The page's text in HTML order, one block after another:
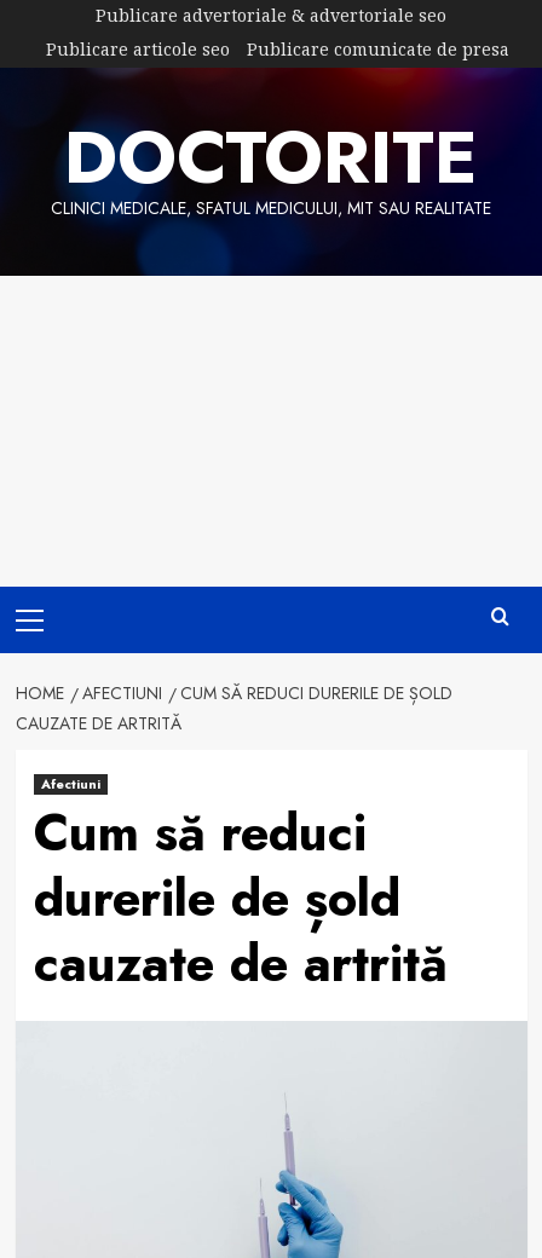
content
Publicare advertoriale & advertoriale seo
Publicare articole seo
Publicare comunicate de presa
DOCTORITE
CLINICI MEDICALE, SFATUL MEDICULUI, MIT SAU REALITATE
Menu
HOME AFECTIUNI
CUM SĂ REDUCI DURERILE DE ȘOLD
CAUZATE DE ARTRITĂ
Afectiuni
Cum să reduci
durerile de șold
cauzate de artrită